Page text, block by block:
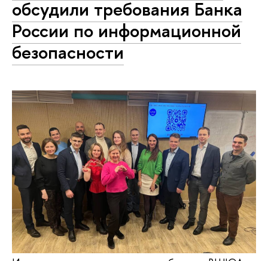
обсудили требования Банка
России по информационной
безопасности